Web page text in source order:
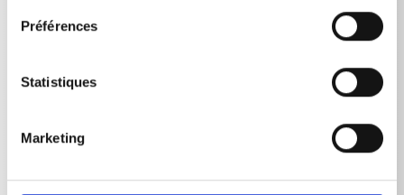
Préférences
Statistiques
Marketing
DONNÉES TECHNIQUES